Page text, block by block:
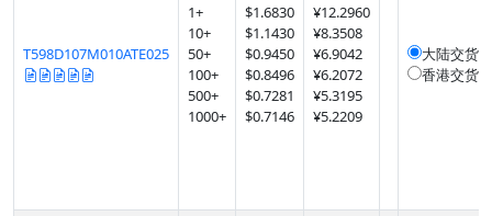
T598D107M010ATE025
1+
10+
50+
100+
500+
1000+
$1.6830
$1.1430
$0.9450
$0.8496
$0.7281
$0.7146
¥12.2960
¥8.3508
¥6.9042
¥6.2072
¥5.3195
¥5.2209
大陆交货
香港交货